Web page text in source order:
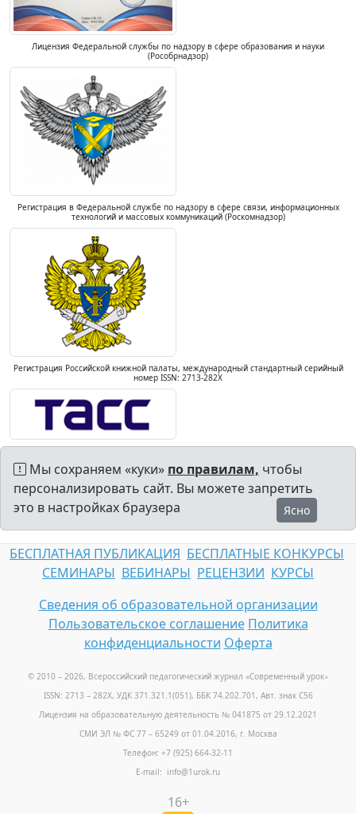
Лицензия Федеральной службы по надзору в сфере образования и науки
(Рособрнадзор)
Регистрация в Федеральной службе по надзору в сфере связи, информационных
технологий и массовых коммуникаций (Роскомнадзор)
Регистрация Российской книжной палаты, международный стандартный серийный
номер ISSN: 2713-282X
Мы сохраняем «куки» по правилам, чтобы
персонализировать сайт. Вы можете запретить
это в настройках браузера
Ясно
БЕСПЛАТНАЯ ПУБЛИКАЦИЯ БЕСПЛАТНЫЕ КОНКУРСЫ
СЕМИНАРЫ ВЕБИНАРЫ РЕЦЕНЗИИ КУРСЫ
Сведения об образовательной организации
Пользовательское соглашение Политика
конфиденциальности Оферта
© 2010 – 2026, Всероссийский педагогический журнал «Современный урок»
ISSN: 2713 – 282X, УДК 371.321.1(051), ББК 74.202.701, Авт. знак С56
Лицензия на образовательную деятельность № 041875 от 29.12.2021
СМИ ЭЛ № ФС 77 – 65249 от 01.04.2016, г. Москва
Телефон: +7 (925) 664-32-11
E-mail: info@1urok.ru
16+